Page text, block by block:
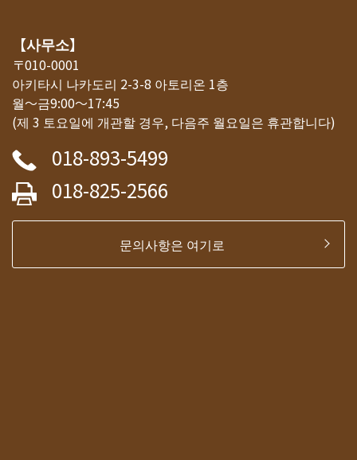
【사무소】
〒010-0001
아키타시 나카도리 2-3-8 아토리온 1층
월～금9:00～17:45
(제 3 토요일에 개관할 경우, 다음주 월요일은 휴관합니다)
018-893-5499
018-825-2566
문의사항은 여기로